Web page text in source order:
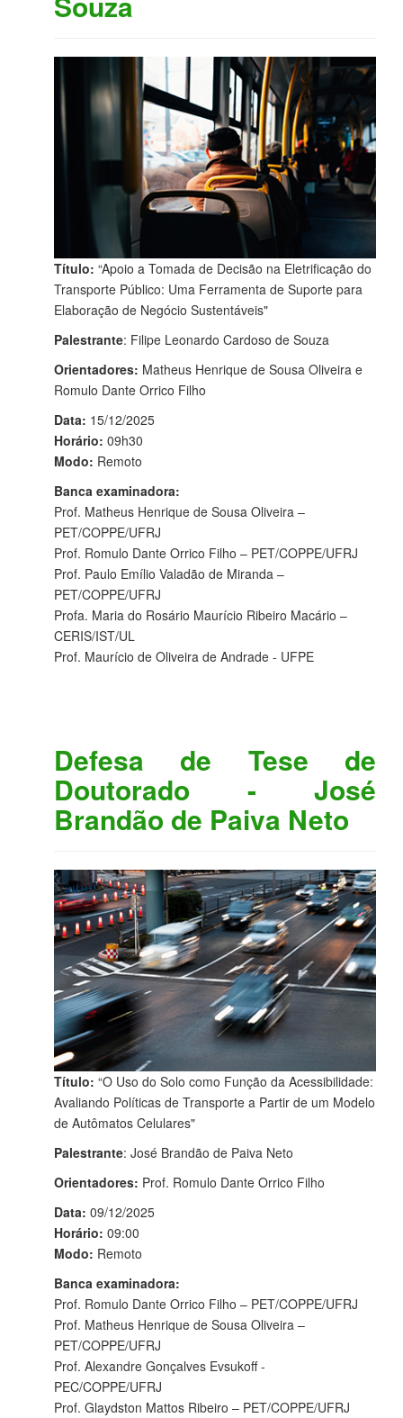
Título: “Apoio a Tomada de Decisão na Eletrificação do
Transporte Público: Uma Ferramenta de Suporte para
Elaboração de Negócio Sustentáveis"
Palestrante: Filipe Leonardo Cardoso de Souza
Orientadores: Matheus Henrique de Sousa Oliveira e
Romulo Dante Orrico Filho
Data: 15/12/2025
Horário: 09h30
Modo: Remoto
Banca examinadora:
Prof. Matheus Henrique de Sousa Oliveira –
PET/COPPE/UFRJ
Prof. Romulo Dante Orrico Filho – PET/COPPE/UFRJ
Prof. Paulo Emílio Valadão de Miranda –
PET/COPPE/UFRJ
Profa. Maria do Rosário Maurício Ribeiro Macário –
CERIS/IST/UL
Prof. Maurício de Oliveira de Andrade - UFPE
Defesa de Tese de
Doutorado - José
Brandão de Paiva Neto
Título: “O Uso do Solo como Função da Acessibilidade:
Avaliando Políticas de Transporte a Partir de um Modelo
de Autômatos Celulares"
Palestrante: José Brandão de Paiva Neto
Orientadores: Prof. Romulo Dante Orrico Filho
Data: 09/12/2025
Horário: 09:00
Modo: Remoto
Banca examinadora:
Prof. Romulo Dante Orrico Filho – PET/COPPE/UFRJ
Prof. Matheus Henrique de Sousa Oliveira –
PET/COPPE/UFRJ
Prof. Alexandre Gonçalves Evsukoff -
PEC/COPPE/UFRJ
Prof. Glaydston Mattos Ribeiro – PET/COPPE/UFRJ